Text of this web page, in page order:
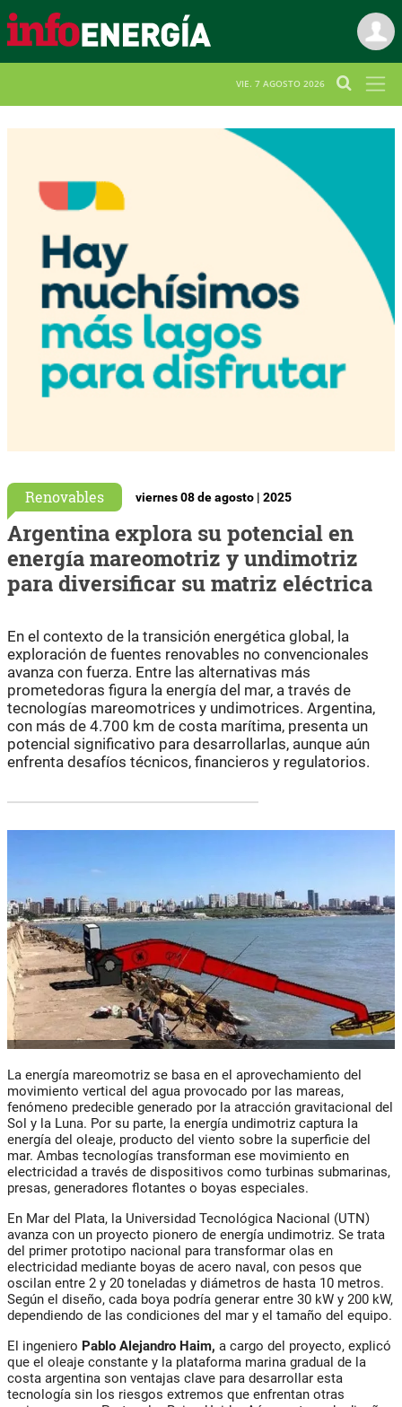
VIE. 7 AGOSTO 2026
Renovables viernes 08 de agosto | 2025
Argentina explora su potencial en
energía mareomotriz y undimotriz
para diversificar su matriz eléctrica
En el contexto de la transición energética global, la
exploración de fuentes renovables no convencionales
avanza con fuerza. Entre las alternativas más
prometedoras figura la energía del mar, a través de
tecnologías mareomotrices y undimotrices. Argentina,
con más de 4.700 km de costa marítima, presenta un
potencial significativo para desarrollarlas, aunque aún
enfrenta desafíos técnicos, financieros y regulatorios.
La energía mareomotriz se basa en el aprovechamiento del
movimiento vertical del agua provocado por las mareas,
fenómeno predecible generado por la atracción gravitacional del
Sol y la Luna. Por su parte, la energía undimotriz captura la
energía del oleaje, producto del viento sobre la superficie del
mar. Ambas tecnologías transforman ese movimiento en
electricidad a través de dispositivos como turbinas submarinas,
presas, generadores flotantes o boyas especiales.
En Mar del Plata, la Universidad Tecnológica Nacional (UTN)
avanza con un proyecto pionero de energía undimotriz. Se trata
del primer prototipo nacional para transformar olas en
electricidad mediante boyas de acero naval, con pesos que
oscilan entre 2 y 20 toneladas y diámetros de hasta 10 metros.
Según el diseño, cada boya podría generar entre 30 kW y 200 kW,
dependiendo de las condiciones del mar y el tamaño del equipo.
El ingeniero Pablo Alejandro Haim, a cargo del proyecto, explicó
que el oleaje constante y la plataforma marina gradual de la
costa argentina son ventajas clave para desarrollar esta
tecnología sin los riesgos extremos que enfrentan otras